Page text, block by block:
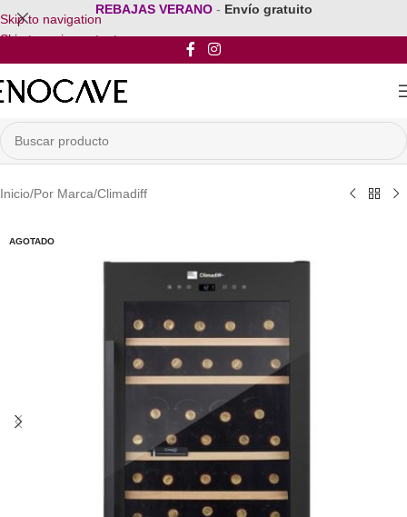
Skip to navigation
Skip to main content
REBAJAS VERANO - Envío gratuito
Inicio/Por Marca/Climadiff
AGOTADO